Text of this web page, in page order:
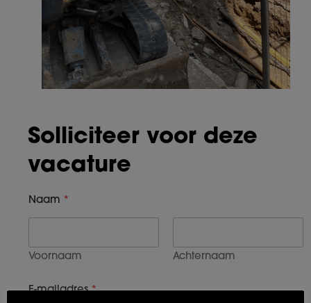
Solliciteer voor deze
vacature
Naam *
Voornaam Achternaam
E-mailadres*